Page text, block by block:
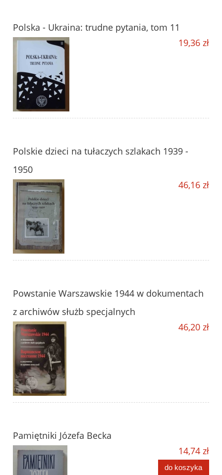
Polska - Ukraina: trudne pytania, tom 11
19,36 zł
Polskie dzieci na tułaczych szlakach 1939 -
1950
46,16 zł
Powstanie Warszawskie 1944 w dokumentach
z archiwów służb specjalnych
46,20 zł
Pamiętniki Józefa Becka
14,74 zł
do koszyka